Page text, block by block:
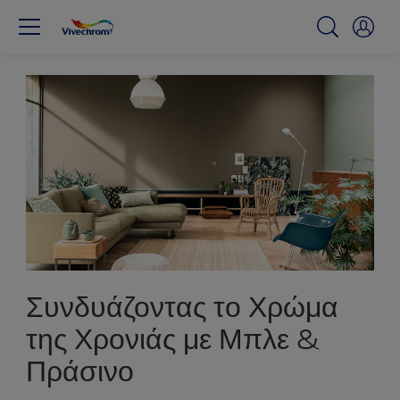
Συνδυάζοντας το Χρώμα
της Χρονιάς με Μπλε &
Πράσινο